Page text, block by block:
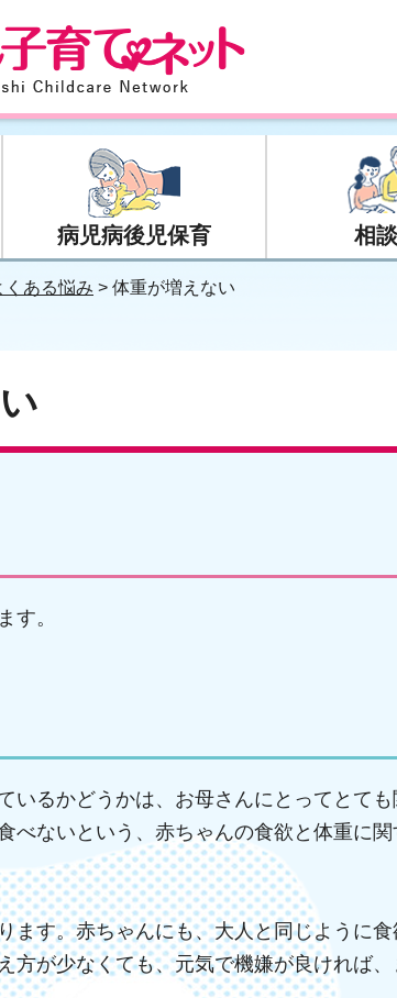
病児病後児保育 相
くある悩み > 体重が増えない
す。
いるかどうかは、お母さんにとってとても
べないという、赤ちゃんの食欲と体重に
ます。赤ちゃんにも、大人と同じように
方が少なくても、元気で機嫌が良ければ、